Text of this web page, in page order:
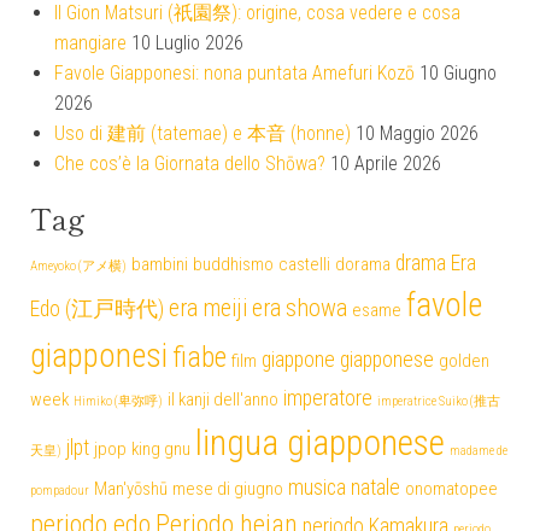
Il Gion Matsuri (祇園祭): origine, cosa vedere e cosa
mangiare 10 Luglio 2026
Favole Giapponesi: nona puntata Amefuri Kozō 10 Giugno
2026
Uso di 建前 (tatemae) e 本音 (honne) 10 Maggio 2026
Che cos’è la Giornata dello Shōwa? 10 Aprile 2026
Tag
Ameyoko (アメ横) bambini buddhismo castelli dorama drama Era
Edo (江戸時代) era meiji era showa esame favole
giapponesi fiabe film giappone giapponese golden
week Himiko (卑弥呼) il kanji dell'anno imperatore imperatrice Suiko (推古
天皇) jlpt jpop king gnu lingua giapponese madame de
pompadour Man'yōshū mese di giugno musica natale onomatopee
periodo edo Periodo heian periodo Kamakura